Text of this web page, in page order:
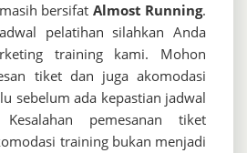
bersifat Almost Running.
pelatihan silahkan Anda
training kami. Mohon
tiket dan juga akomodasi
sebelum ada kepastian jadwal
pemesanan tiket
training bukan menjadi